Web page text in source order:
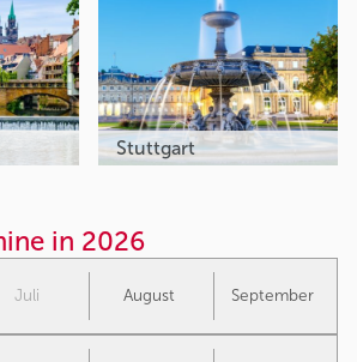
Stuttgart
in 2026
Juli August September